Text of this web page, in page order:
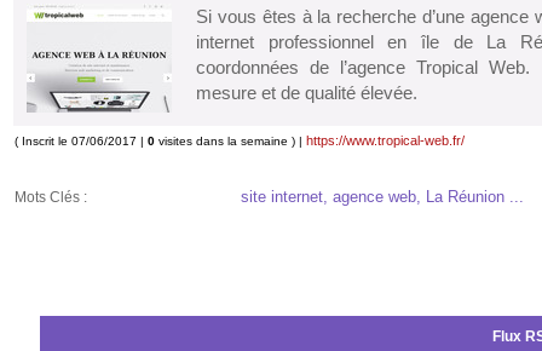
Si vous êtes à la recherche d’une agence
internet professionnel en île de La
coordonnées de l’agence Tropical
mesure et de qualité élevée.
( Inscrit le 07/06/2017 | 0 visites dans la semaine ) | https://www.tropical-web.fr/
Mots Clés : site internet, agence web, La Réunion ...
Flux